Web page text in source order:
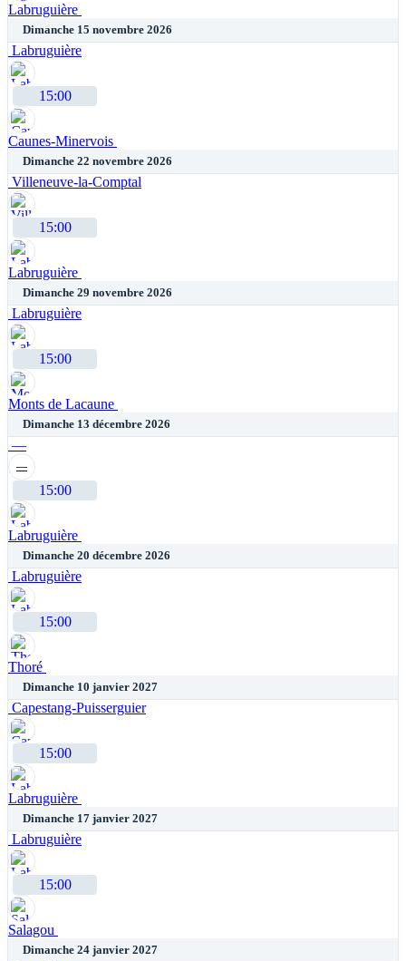
Labruguière
Dimanche 15 novembre 2026
Labruguière
15:00
Caunes-Minervois
Dimanche 22 novembre 2026
Villeneuve-la-Comptal
15:00
Labruguière
Dimanche 29 novembre 2026
Labruguière
15:00
Monts de Lacaune
Dimanche 13 décembre 2026
—
—
15:00
Labruguière
Dimanche 20 décembre 2026
Labruguière
15:00
Thoré
Dimanche 10 janvier 2027
Capestang-Puisserguier
15:00
Labruguière
Dimanche 17 janvier 2027
Labruguière
15:00
Salagou
Dimanche 24 janvier 2027